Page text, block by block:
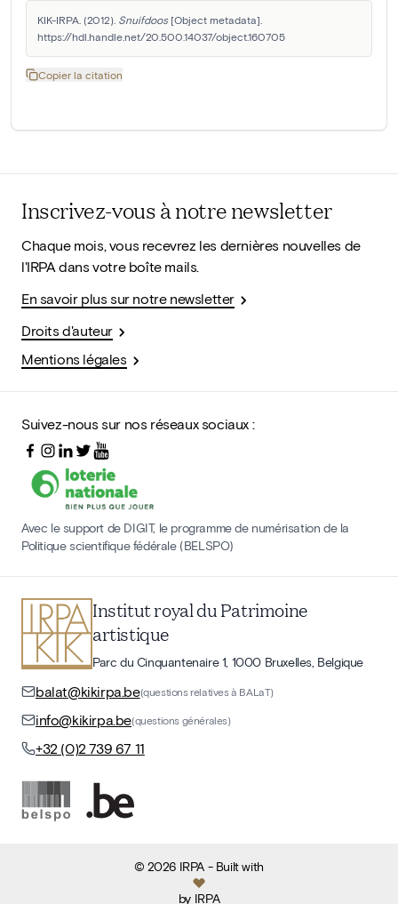
KIK-IRPA. (2012). Snuifdoos [Object metadata].
https://hdl.handle.net/20.500.14037/object.160705
Copier la citation
Inscrivez-vous à notre newsletter
Chaque mois, vous recevrez les dernières nouvelles de
l'IRPA dans votre boîte mails.
En savoir plus sur notre newsletter
Droits d'auteur
Mentions légales
Suivez-nous sur nos réseaux sociaux :
Avec le support de DIGIT, le programme de numérisation de la
Politique scientifique fédérale (BELSPO)
Institut royal du Patrimoine
artistique
Parc du Cinquantenaire 1, 1000 Bruxelles, Belgique
balat@kikirpa.be(questions relatives à BALaT)
info@kikirpa.be(questions générales)
+32 (0)2 739 67 11
©2026 IRPA- Built with
by IRPA